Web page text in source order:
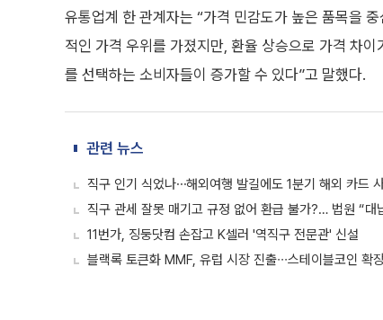
유통업계 한 관계자는 “가격 민감도가 높은 품목을
적인 가격 우위를 가졌지만, 환율 상승으로 가격 차
를 선택하는 소비자들이 증가할 수 있다”고 말했다.
관련 뉴스
직구 인기 식었나⋯해외여행 발길에도 1분기 해외 카드
직구 관세 잘못 매기고 규정 없어 환급 불가?… 법원 “대
11번가, 징둥닷컴 손잡고 K셀러 '역직구 전문관' 신설
블랙록 토큰화 MMF, 유럽 시장 진출∙∙∙스테이블코인 확